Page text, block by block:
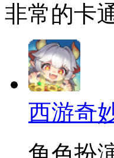
非常的卡
西游奇